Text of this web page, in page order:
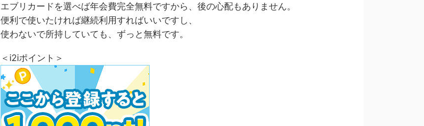
エブリカードを選べば年会費完全無料ですから、後の心配もありません。
便利で使いたければ継続利用すればいいですし、
使わないで所持していても、ずっと無料です。
＜i2iポイント＞